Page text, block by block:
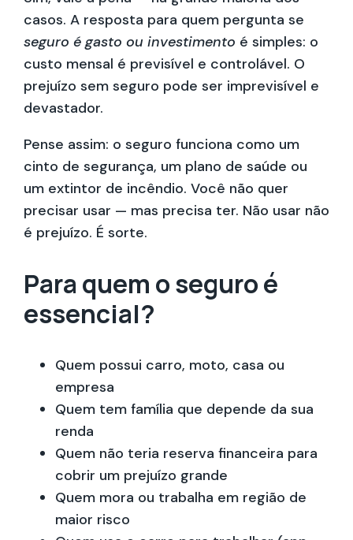
casos. A resposta para quem pergunta se
seguro é gasto ou investimento é simples: o
custo mensal é previsível e controlável. O
prejuízo sem seguro pode ser imprevisível e
devastador.
Pense assim: o seguro funciona como um
cinto de segurança, um plano de saúde ou
um extintor de incêndio. Você não quer
precisar usar — mas precisa ter. Não usar não
é prejuízo. É sorte.
Para quem o seguro é
essencial?
Quem possui carro, moto, casa ou
empresa
Quem tem família que depende da sua
renda
Quem não teria reserva financeira para
cobrir um prejuízo grande
Quem mora ou trabalha em região de
maior risco